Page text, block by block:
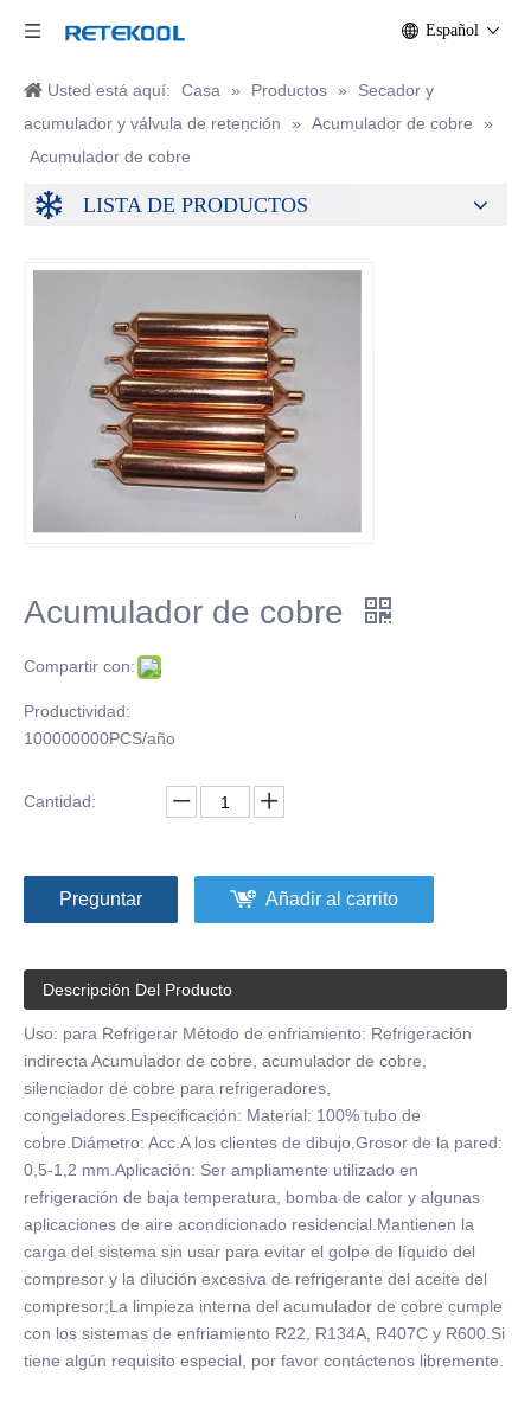
Español
Usted está aquí: Casa » Productos »
Secador y
acumulador y válvula de retención
» Acumulador de cobre
»
Acumulador de cobre
LISTA DE PRODUCTOS
Acumulador de cobre
Compartir con:
Productividad:
100000000PCS/año
Cantidad:
Preguntar Añadir al carrito
Descripción Del Producto
Uso: para Refrigerar Método de enfriamiento: Refrigeración
indirecta Acumulador de cobre, acumulador de cobre,
silenciador de cobre para refrigeradores,
congeladores.Especificación: Material: 100% tubo de
cobre.Diámetro: Acc.A los clientes de dibujo.Grosor de la pared:
0,5-1,2 mm.Aplicación: Ser ampliamente utilizado en
refrigeración de baja temperatura, bomba de calor y algunas
aplicaciones de aire acondicionado residencial.Mantienen la
carga del sistema sin usar para evitar el golpe de líquido del
compresor y la dilución excesiva de refrigerante del aceite del
compresor;La limpieza interna del acumulador de cobre cumple
con los sistemas de enfriamiento R22, R134A, R407C y R600.Si
tiene algún requisito especial, por favor contáctenos libremente.